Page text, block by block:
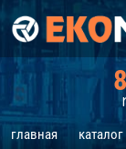
главная каталог